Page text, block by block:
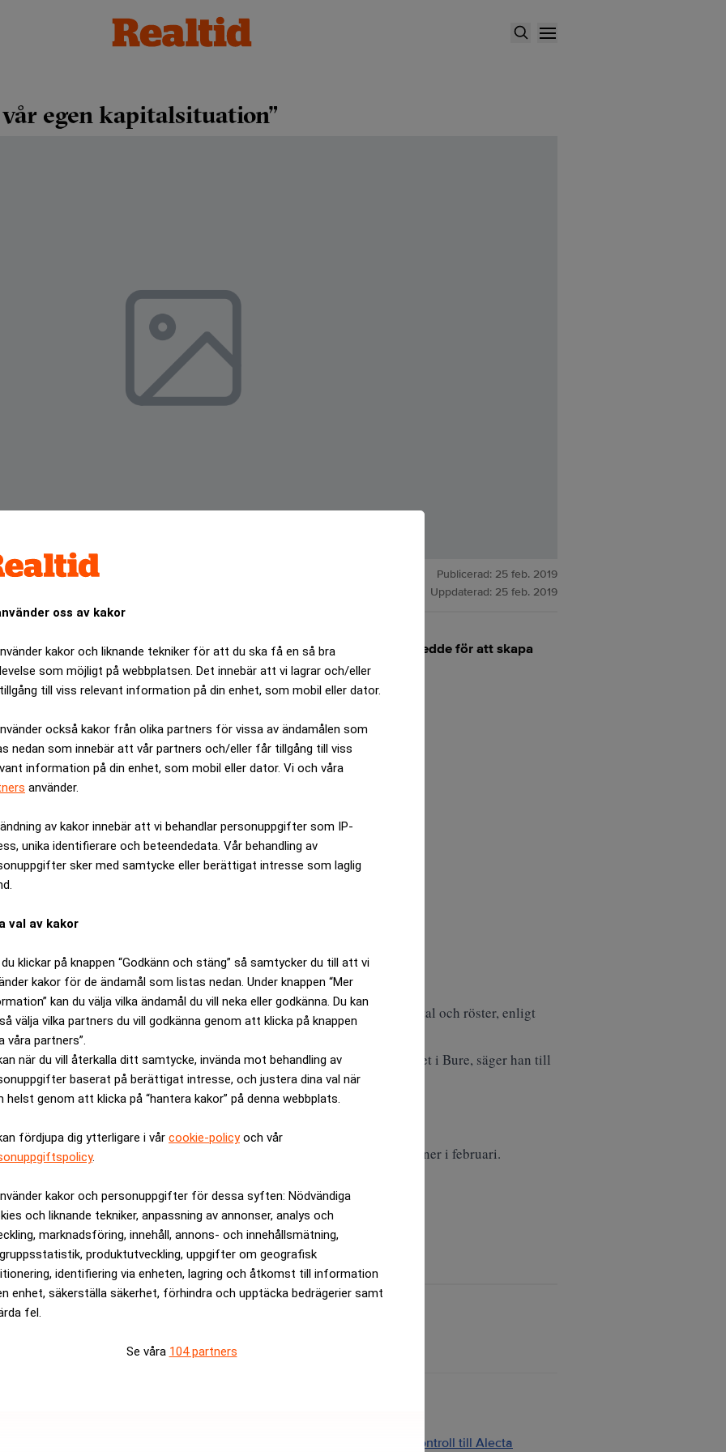
oss av kakor
kakor och liknande tekniker för att du ska få en så bra
som möjligt på webbplatsen. Det innebär att vi lagrar och/eller
till viss relevant information på din enhet, som mobil eller dator.
också kakor från olika partners för vissa av ändamålen som
nedan som innebär att vår partners och/eller får tillgång till viss
information på din enhet, som mobil eller dator. Vi och våra
använder.
av kakor innebär att vi behandlar personuppgifter som IP-
unika identifierare och beteendedata. Vår behandling av
sker med samtycke eller berättigat intresse som laglig
val av kakor
klickar på knappen “Godkänn och stäng” så samtycker du till att vi
kakor för de ändamål som listas nedan. Under knappen “Mer
kan du välja vilka ändamål du vill neka eller godkänna. Du kan
välja vilka partners du vill godkänna genom att klicka på knappen
våra partners”.
när du vill återkalla ditt samtycke, invända mot behandling av
baserat på berättigat intresse, och justera dina val när
helst genom att klicka på “hantera kakor” på denna webbplats.
fördjupa dig ytterligare i vår cookie-policyoch vår
.
kakor och personuppgifter för dessa syften: Nödvändiga
och liknande tekniker, anpassning av annonser, analys och
marknadsföring, innehåll, annons- och innehållsmätning,
produktutveckling, uppgifter om geografisk
identifiering via enheten, lagring och åtkomst till information
enhet, säkerställa säkerhet, förhindra och upptäcka bedrägerier samt
fel.
Se våra 104 partners
egen kapitalsituation”
Publicerad: 25 feb. 2019
Uppdaterad: 25 feb. 2019
av 2 miljoner Mycronic-aktier i februari för 262 miljoner kronor,skedde för att skapa
ANNONS
till Nyhetsbyrån Direkt.
27,3 miljoner aktier i Mycronic, motsvarande cirka 27,9 procent av kapital och röster, enligt
Bure är fortfarande bolagets klart största ägare.
Det är mer frågan om våra investeringsmöjligheter och kapacitet i Bure, säger han till
investeringar?
aktierna för 262 miljoner kronor gav ett exitresultat på 237 miljoner i februari.
är kostnadsfritt: Prenumerera
Medarbetare inom Intern styrning och kontroll till Alecta